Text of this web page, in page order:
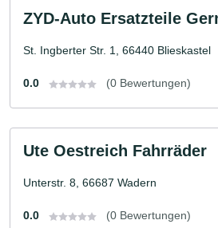
ZYD-Auto Ersatzteile
St. Ingberter Str. 1, 66440 Blieskastel
0.0 (0 Bewertungen)
Ute Oestreich Fahrräder
Unterstr. 8, 66687 Wadern
0.0 (0 Bewertungen)